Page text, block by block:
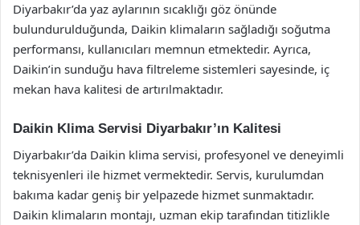
Diyarbakır’da yaz aylarının sıcaklığı göz önünde
bulundurulduğunda, Daikin klimaların sağladığı soğutma
performansı, kullanıcıları memnun etmektedir. Ayrıca,
Daikin’in sunduğu hava filtreleme sistemleri sayesinde, iç
mekan hava kalitesi de artırılmaktadır.
Daikin Klima Servisi Diyarbakır’ın Kalitesi
Diyarbakır’da Daikin klima servisi, profesyonel ve deneyimli
teknisyenleri ile hizmet vermektedir. Servis, kurulumdan
bakıma kadar geniş bir yelpazede hizmet sunmaktadır.
Daikin klimaların montajı, uzman ekip tarafından titizlikle